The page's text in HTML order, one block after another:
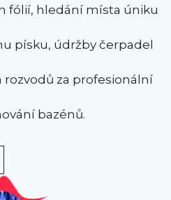
fólií, hledání místa úniku
písku, údržby čerpadel
rozvodů za profesionální
bazénů.